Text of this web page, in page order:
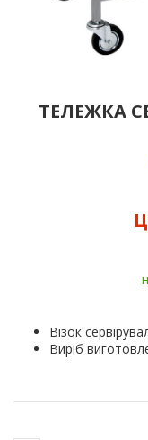
ТЕЛЕЖКА
Візок
Виріб